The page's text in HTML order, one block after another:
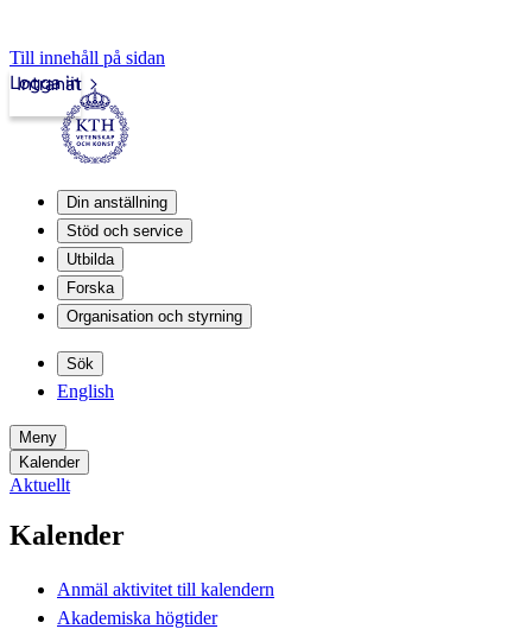
Till innehåll på sidan
Intranät
Logga in
Din anställning
Stöd och service
Utbilda
Forska
Organisation och styrning
Sök
English
Meny
Kalender
Aktuellt
Kalender
Anmäl aktivitet till kalendern
Akademiska högtider